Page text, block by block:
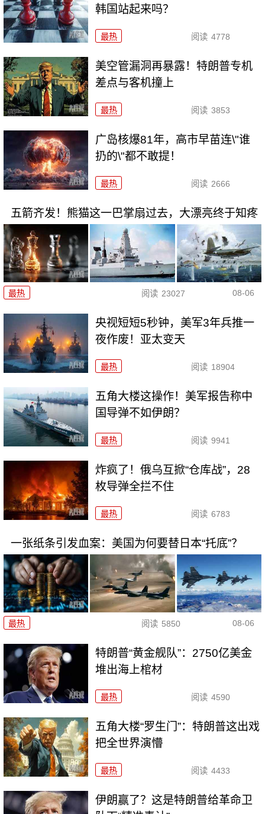
韩国站起来吗？
最热 阅读 4778
美空管漏洞再暴露！特朗普专机
差点与客机撞上
最热 阅读 3853
广岛核爆81年，高市早苗连\"谁
扔的\"都不敢提！
最热 阅读 2666
五箭齐发！熊猫这一巴掌扇过去，大漂亮终于知疼
最热 阅读 23027 08-06
央视短短5秒钟，美军3年兵推一
夜作废！亚太变天
最热 阅读 18904
五角大楼这操作！美军报告称中
国导弹不如伊朗？
最热 阅读 9941
炸疯了！俄乌互掀“仓库战”，28
枚导弹全拦不住
最热 阅读 6783
一张纸条引发血案：美国为何要替日本“托底”？
最热 阅读 5850 08-06
特朗普“黄金舰队”：2750亿美金
堆出海上棺材
最热 阅读 4590
五角大楼“罗生门”：特朗普这出戏
把全世界演懵
最热 阅读 4433
伊朗赢了？这是特朗普给革命卫